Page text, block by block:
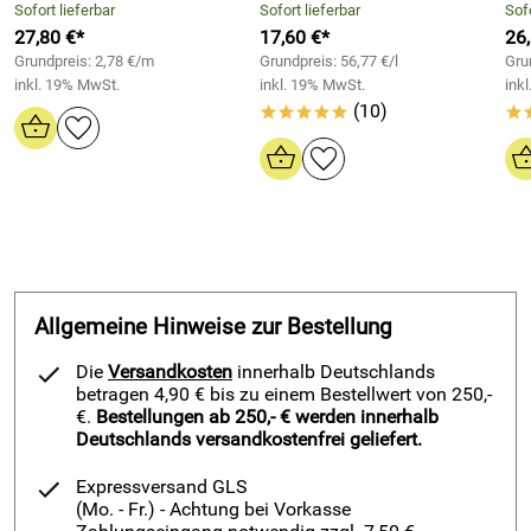
Durch hervorragende UV-, Alterungs-,
Witterungsbeständigkeit ist dieses nagel- und
durchschraubsichere Butyldichtungsband für den Innen-,
sowie Außenbereich geeignet.
Ob beim Abdichten von Anschlussfugen, Dächern, Terrassen
und Balkonen, bei Lichtkuppeln und Garagendächern ist die
dieses nagelsichere Butyl-Dichtungsband im Handwerk bei
Rohr-, / Lüftungsleitungen im Heizungs-, Klimaanlagen- und
Lüftungsbau verwendet wird.
Beim Neubau und Renovieren von Wohnungen und Häuser
wird EGOTAPE 4000 Butyldichtband zur Abdichtung von
erdberührenden Bauteilen (z.B. gegen Bodenfeuchte und
Abschlüssen) verwendet.
Sofort lieferbar
27,80 €*
Grundpreis: 2,78 €/m
inkl. 19% MwSt.
Sofort lieferbar
17,60 €*
Grundpreis: 56,77 €/l
inkl. 19% MwSt.
***** (10)
Allgemeine Hinweise zur Bestellung
Die Versandkosten innerhalb Deutschlands
betragen 4,90 € bis zu einem Bestellwert von 250,-
€. Bestellungen ab 250,- € werden innerhalb
Deutschlands versandkostenfrei geliefert.
Expressversand GLS
(Mo. - Fr.) - Achtung bei Vorkasse